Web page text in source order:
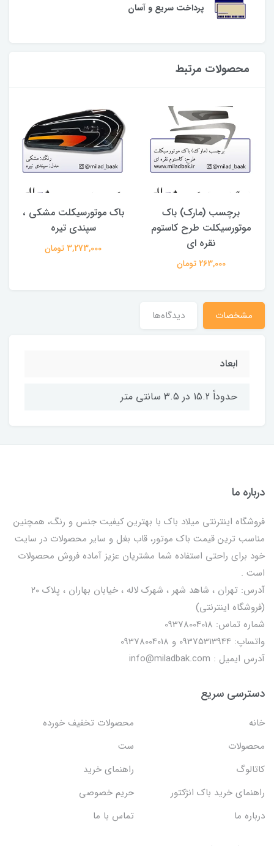
پرداخت سریع و آسان
محصولات مرتبط
برچسب (مارک) باک
موتورسیکلت طرح کاستوم
نقره ای
263,000 تومان
باک موتورسیکلت مشکی ،
سپندی تیره
3,273,000 تومان
مشخصات دیدگاه‌ها
ابعاد
حدوداً 15.2 در 3.5 سانتی متر
درباره ما
فروشگاه اینترنتی میلاد باک با بهترین کیفیت جنس و رنگ، همچنین
مناسب ترین قیمت باک موتور، قاب بغل و سایر محصولات در سایت
خود برای راحتی استفاده شما مشتریان عزیز آماده فروش محصولات
است .
آدرس: تهران ، شاهد شهر ، شهرک لاله ، خیابان بهاران ، پلاک ۲۰
(فروشگاه اینترنتی)
شماره تماس: 09378004018
واتساپ: 09375313944 و 09378004018
آدرس ایمیل : info@miladbak.com
دسترسی سریع
خانه
محصولات تخفیف خورده
محصولات
ست
کاتالوگ
راهنمای خرید
راهنمای خرید باک انژکتور
حریم خصوصی
درباره ما
تماس با ما